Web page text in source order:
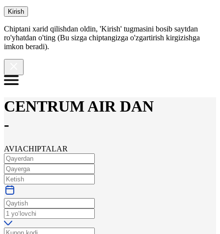
Kirish
Chiptani xarid qilishdan oldin, 'Kirish' tugmasini bosib saytdan
ro'yhatdan o'ting (Bu sizga chiptangizga o'zgartirish kirgizishga
imkon beradi).
CENTRUM AIR DAN
-
AVIACHIPTALAR